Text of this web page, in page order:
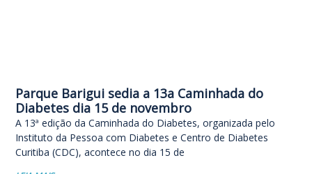
Parque Barigui sedia a 13a Caminhada do
Diabetes dia 15 de novembro
A 13ª edição da Caminhada do Diabetes, organizada pelo
Instituto da Pessoa com Diabetes e Centro de Diabetes
Curitiba (CDC), acontece no dia 15 de